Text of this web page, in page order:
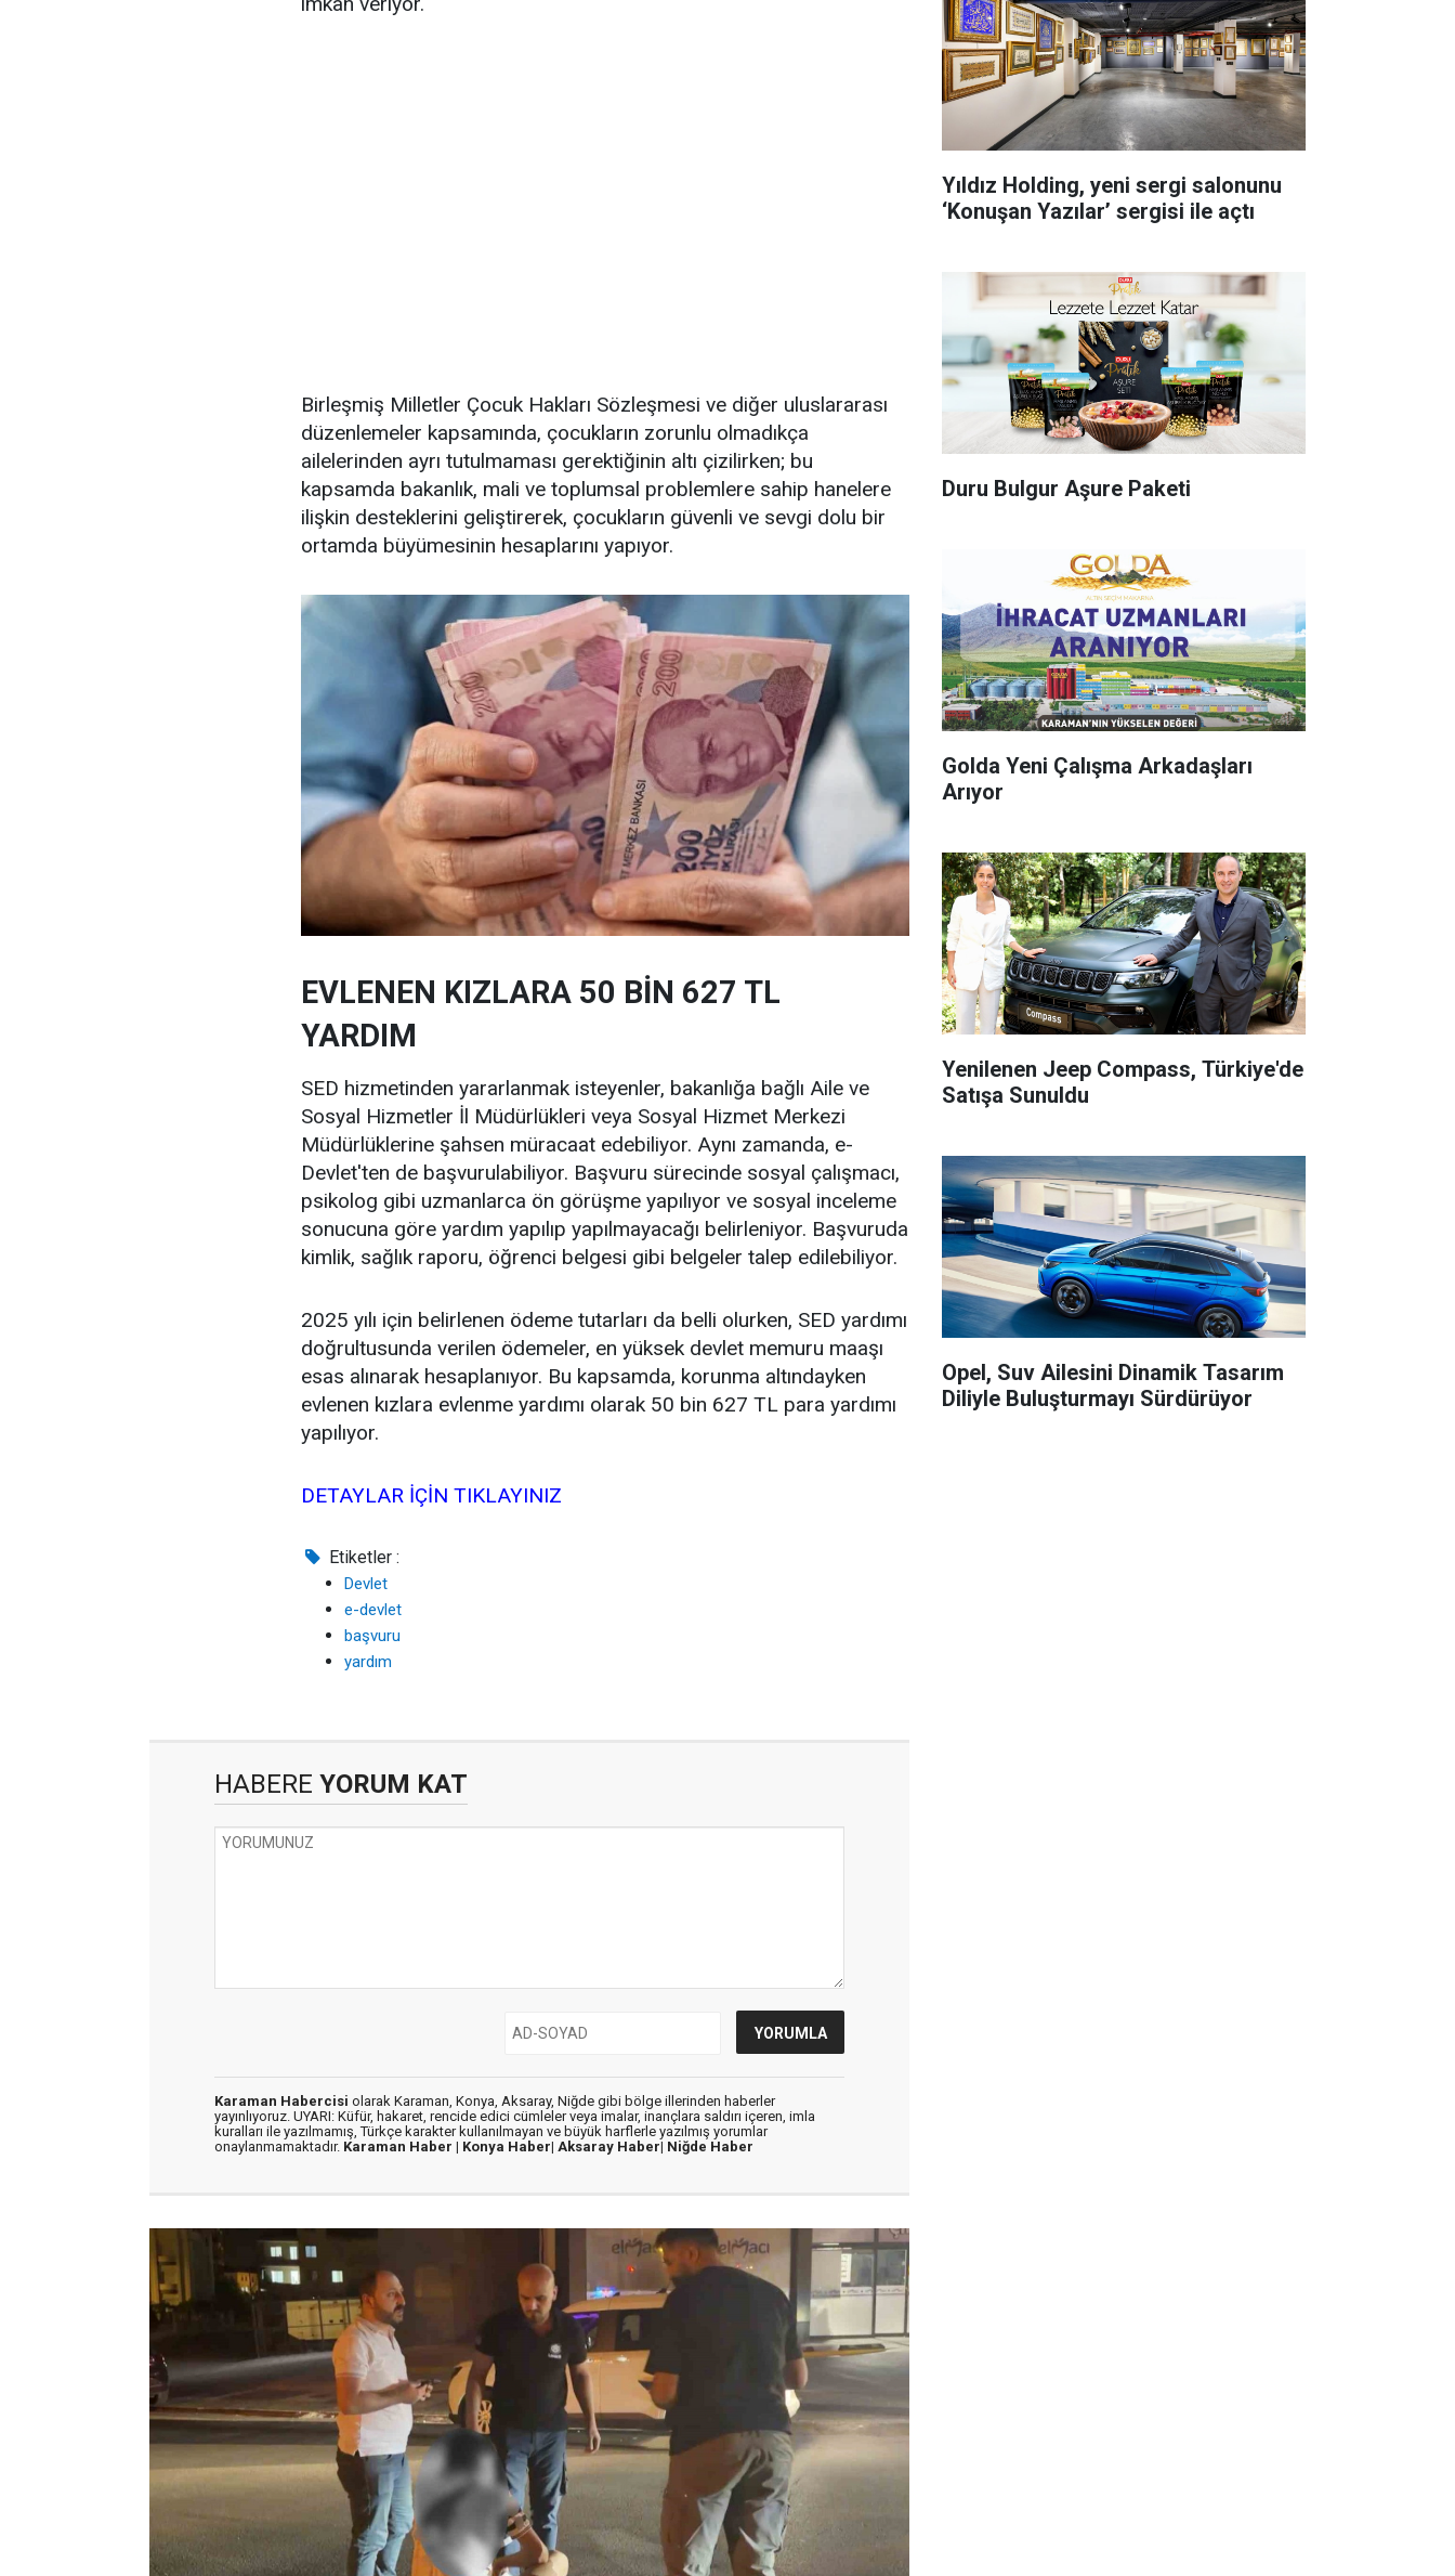
Birleşmiş Milletler Çocuk Hakları Sözleşmesi ve diğer uluslararası
düzenlemeler kapsamında, çocukların zorunlu olmadıkça
ailelerinden ayrı tutulmaması gerektiğinin altı çizilirken; bu
kapsamda bakanlık, mali ve toplumsal problemlere sahip hanelere
ilişkin desteklerini geliştirerek, çocukların güvenli ve sevgi dolu bir
ortamda büyümesinin hesaplarını yapıyor.
EVLENEN KIZLARA 50 BİN 627 TL
YARDIM
SED hizmetinden yararlanmak isteyenler, bakanlığa bağlı Aile ve
Sosyal Hizmetler İl Müdürlükleri veya Sosyal Hizmet Merkezi
Müdürlüklerine şahsen müracaat edebiliyor. Aynı zamanda, e-
Devlet'ten de başvurulabiliyor. Başvuru sürecinde sosyal çalışmacı,
psikolog gibi uzmanlarca ön görüşme yapılıyor ve sosyal inceleme
sonucuna göre yardım yapılıp yapılmayacağı belirleniyor. Başvuruda
kimlik, sağlık raporu, öğrenci belgesi gibi belgeler talep edilebiliyor.
2025 yılı için belirlenen ödeme tutarları da belli olurken, SED yardımı
doğrultusunda verilen ödemeler, en yüksek devlet memuru maaşı
esas alınarak hesaplanıyor. Bu kapsamda, korunma altındayken
evlenen kızlara evlenme yardımı olarak 50 bin 627 TL para yardımı
yapılıyor.
DETAYLAR İÇİN TIKLAYINIZ
Etiketler :
Devlet
e-devlet
başvuru
yardım
HABERE YORUM KAT
Karaman Habercisi olarak Karaman, Konya, Aksaray, Niğde gibi bölge illerinden haberler
yayınlıyoruz. UYARI: Küfür, hakaret, rencide edici cümleler veya imalar, inançlara saldırı içeren, imla
kuralları ile yazılmamış, Türkçe karakter kullanılmayan ve büyük harflerle yazılmış yorumlar
onaylanmamaktadır. Karaman Haber | Konya Haber| Aksaray Haber| Niğde Haber
Yıldız Holding, yeni sergi salonunu
‘Konuşan Yazılar’ sergisi ile açtı
Duru Bulgur Aşure Paketi
Golda Yeni Çalışma Arkadaşları
Arıyor
Yenilenen Jeep Compass, Türkiye'de
Satışa Sunuldu
Opel, Suv Ailesini Dinamik Tasarım
Diliyle Buluşturmayı Sürdürüyor